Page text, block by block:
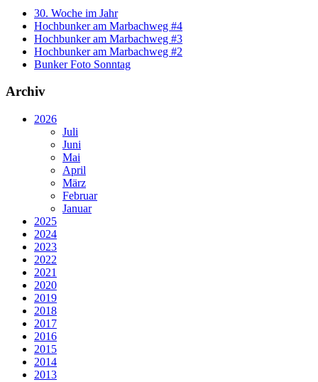
30. Woche im Jahr
Hochbunker am Marbachweg #4
Hochbunker am Marbachweg #3
Hochbunker am Marbachweg #2
Bunker Foto Sonntag
Archiv
2026
Juli
Juni
Mai
April
März
Februar
Januar
2025
2024
2023
2022
2021
2020
2019
2018
2017
2016
2015
2014
2013